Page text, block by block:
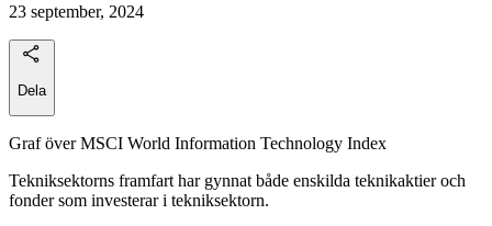
23 september, 2024
Dela
Graf över MSCI World Information Technology Index
Tekniksektorns framfart har gynnat både enskilda teknikaktier och
fonder som investerar i tekniksektorn.